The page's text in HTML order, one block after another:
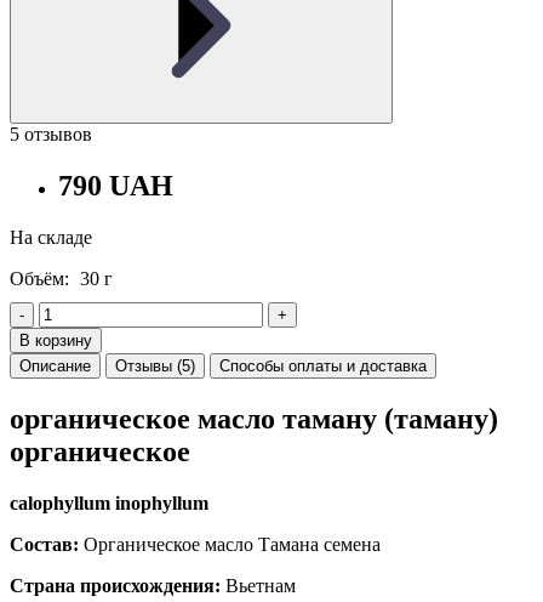
5 отзывов
790 UAH
На складе
Объём: 30 г
-
+
В корзину
Описание
Отзывы (5) Способы оплаты и доставка
органическое масло таману (таману)
органическое
calophyllum inophyllum
Состав: Органическое масло Тамана семена
Страна происхождения: Вьетнам